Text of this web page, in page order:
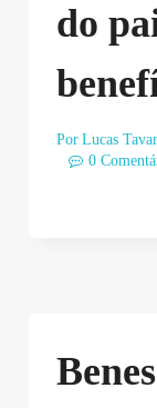
do
Por Lucas
0